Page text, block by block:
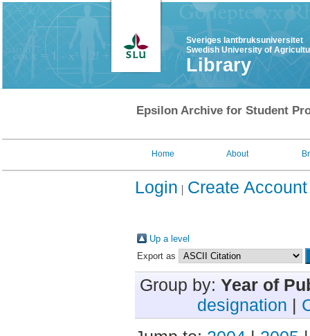
Sveriges lantbruksuniversitet
Swedish University of
Library
Epsilon Archive for Student
Home About
Login Create Account
Up a level
Export as
Group by: Year of
designation |